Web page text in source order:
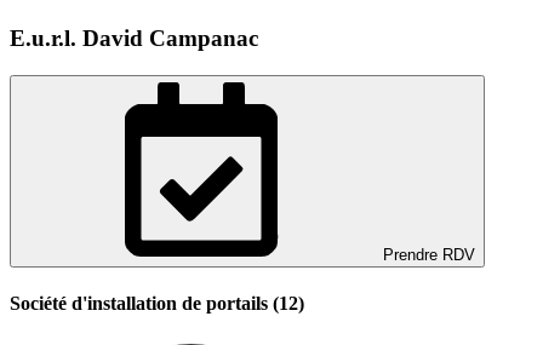
E.u.r.l. David Campanac
Prendre RDV
Société d'installation de portails (12)